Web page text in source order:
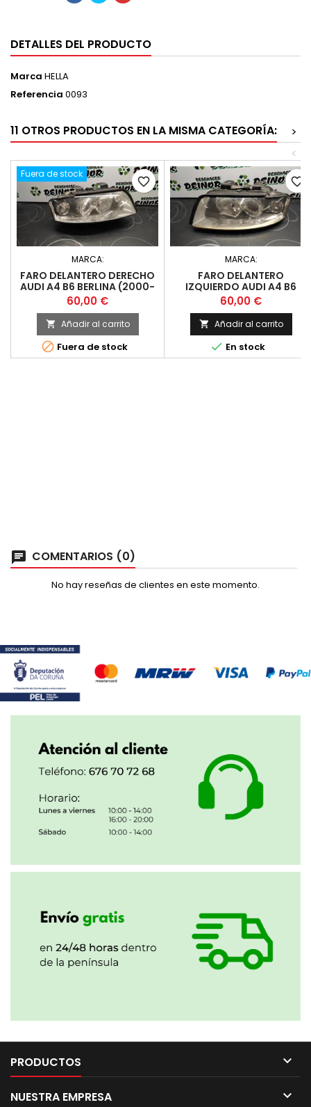
DETALLES DEL PRODUCTO
Marca HELLA
Referencia 0093
11 OTROS PRODUCTOS EN LA MISMA CATEGORÍA:
>
<
Fuera de stock
MARCA:
FARO DELANTERO DERECHO
AUDI A4 B6 BERLINA (2000-
2004)
Precio
60,00 €
 Añadir al carrito
 Fuera de stock
favorite_border
MARCA:
FARO DELANTERO
IZQUIERDO AUDI A4 B6
BERLINA (2000-2004)
Precio
60,00 €
 Añadir al carrito
 En stock
favorite_border
COMENTARIOS (0)
No hay reseñas de clientes en este momento.
PRODUCTOS 
NUESTRA EMPRESA 